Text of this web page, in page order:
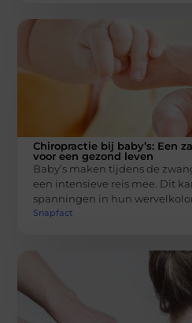
Chiropractie bij baby’s: Een
voor een gezond leven
Baby’s maken tijdens de
een intensieve reis mee. Dit
spanningen in hun
Snapfact